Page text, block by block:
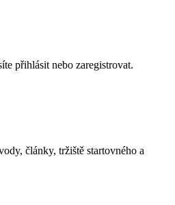
přihlásit nebo zaregistrovat.
články, tržiště startovného a